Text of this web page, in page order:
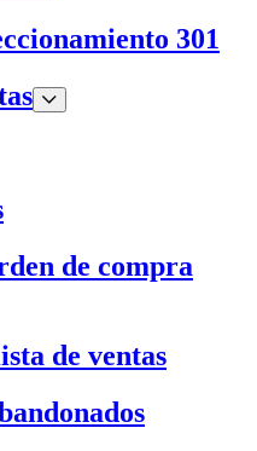
301
de compra
de ventas